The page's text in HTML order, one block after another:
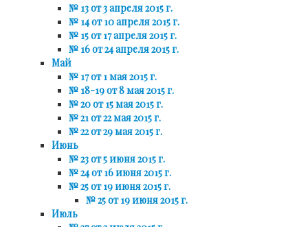
№ 13 от 3 апреля 2015 г.
№ 14 от 10 апреля 2015 г.
№ 15 от 17 апреля 2015 г.
№ 16 от 24 апреля 2015 г.
Май
№ 17 от 1 мая 2015 г.
№ 18-19 от 8 мая 2015 г.
№ 20 от 15 мая 2015 г.
№ 21 от 22 мая 2015 г.
№ 22 от 29 мая 2015 г.
Июнь
№ 23 от 5 июня 2015 г.
№ 24 от 16 июня 2015 г.
№ 25 от 19 июня 2015 г.
№ 25 от 19 июня 2015 г.
Июль